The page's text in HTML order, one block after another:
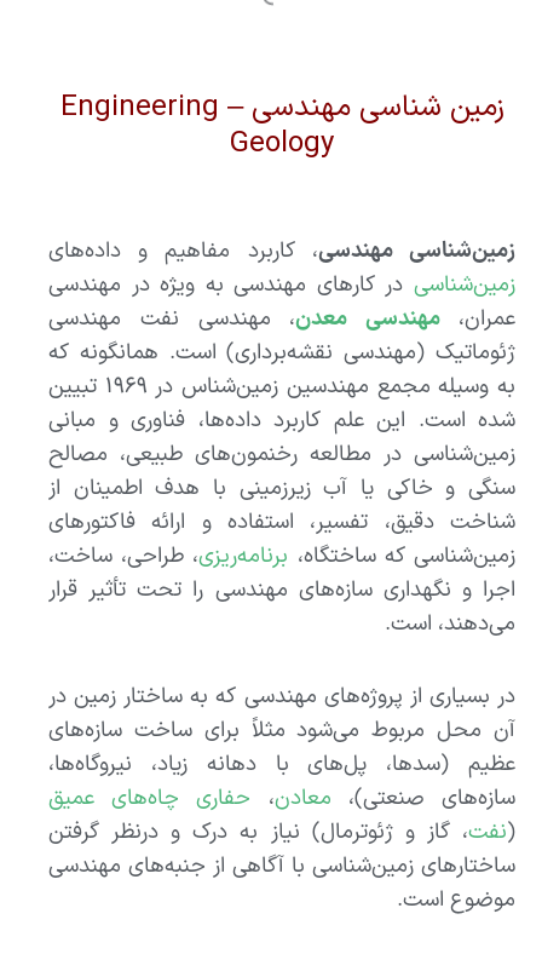
زمین شناسی مهندسی – Engineering
Geology
زمین‌شناسی مهندسی، کاربرد مفاهیم و داده‌های
زمین‌شناسیدر کارهای مهندسی به ویژه در مهندسی
عمران،
مهندسی معدن، مهندسی نفت مهندسی
ژئوماتیک (مهندسی نقشه‌برداری) است. همانگونه که
به وسیله مجمع مهندسین زمین‌شناس در ۱۹۶۹ تبیین
شده است. این علم کاربرد داده‌ها، فناوری و مبانی
زمین‌شناسی در مطالعه رخنمون‌های طبیعی، مصالح
سنگی و خاکی یا آب زیرزمینی با هدف اطمینان از
شناخت دقیق، تفسیر، استفاده و ارائه فاکتورهای
زمین‌شناسی که ساختگاه، برنامه‌ریزی، طراحی، ساخت،
اجرا و نگهداری سازه‌های مهندسی را تحت تأثیر قرار
می‌دهند، است.
در بسیاری از پروژه‌های مهندسی که به ساختار زمین در
آن محل مربوط می‌شود مثلاً برای ساخت سازه‌های
عظیم (سدها، پل‌های با دهانه زیاد، نیروگاه‌ها،
سازه‌های صنعتی)، معادن،
حفاری چاه‌های عمیق
(نفت، گاز و ژئوترمال) نیاز به درک و درنظر گرفتن
ساختارهای زمین‌شناسی با آگاهی از جنبه‌های مهندسی
موضوع است.